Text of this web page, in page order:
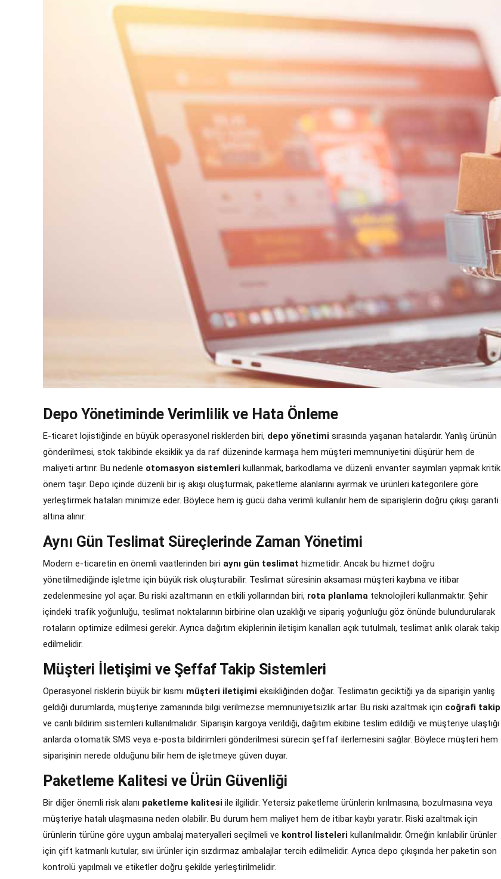
Depo Yönetiminde Verimlilik ve Hata Önleme
E-ticaret lojistiğinde en büyük operasyonel risklerden biri, depo yönetimi sırasında yaşanan hatalardır. Yanlış ürünün
gönderilmesi, stok takibinde eksiklik ya da raf düzeninde karmaşa hem müşteri memnuniyetini düşürür hem de
maliyeti artırır. Bu nedenle otomasyon sistemleri kullanmak, barkodlama ve düzenli envanter sayımları yapmak kritik
önem taşır. Depo içinde düzenli bir iş akışı oluşturmak, paketleme alanlarını ayırmak ve ürünleri kategorilere göre
yerleştirmek hataları minimize eder. Böylece hem iş gücü daha verimli kullanılır hem de siparişlerin doğru çıkışı garanti
altına alınır.
Aynı Gün Teslimat Süreçlerinde Zaman Yönetimi
Modern e-ticaretin en önemli vaatlerinden biri aynı gün teslimat hizmetidir. Ancak bu hizmet doğru
yönetilmediğinde işletme için büyük risk oluşturabilir. Teslimat süresinin aksaması müşteri kaybına ve itibar
zedelenmesine yol açar. Bu riski azaltmanın en etkili yollarından biri, rota planlama teknolojileri kullanmaktır. Şehir
içindeki trafik yoğunluğu, teslimat noktalarının birbirine olan uzaklığı ve sipariş yoğunluğu göz önünde bulundurularak
rotaların optimize edilmesi gerekir. Ayrıca dağıtım ekiplerinin iletişim kanalları açık tutulmalı, teslimat anlık olarak takip
edilmelidir.
Müşteri İletişimi ve Şeffaf Takip Sistemleri
Operasyonel risklerin büyük bir kısmı müşteri iletişimi eksikliğinden doğar. Teslimatın geciktiği ya da siparişin yanlış
geldiği durumlarda, müşteriye zamanında bilgi verilmezse memnuniyetsizlik artar. Bu riski azaltmak için coğrafi takip
ve canlı bildirim sistemleri kullanılmalıdır. Siparişin kargoya verildiği, dağıtım ekibine teslim edildiği ve müşteriye ulaştığı
anlarda otomatik SMS veya e-posta bildirimleri gönderilmesi sürecin şeffaf ilerlemesini sağlar. Böylece müşteri hem
siparişinin nerede olduğunu bilir hem de işletmeye güven duyar.
Paketleme Kalitesi ve Ürün Güvenliği
Bir diğer önemli risk alanı paketleme kalitesi ile ilgilidir. Yetersiz paketleme ürünlerin kırılmasına, bozulmasına veya
müşteriye hatalı ulaşmasına neden olabilir. Bu durum hem maliyet hem de itibar kaybı yaratır. Riski azaltmak için
ürünlerin türüne göre uygun ambalaj materyalleri seçilmeli ve kontrol listeleri kullanılmalıdır. Örneğin kırılabilir ürünler
için çift katmanlı kutular, sıvı ürünler için sızdırmaz ambalajlar tercih edilmelidir. Ayrıca depo çıkışında her paketin son
kontrolü yapılmalı ve etiketler doğru şekilde yerleştirilmelidir.